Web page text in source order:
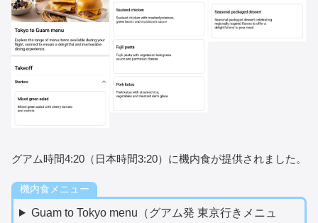
グアム時間4:20（日本時間3:20）に機内食が提供されました。
機内食メニュー
Guam to Tokyo menu（グアム発 東京行きメニュ